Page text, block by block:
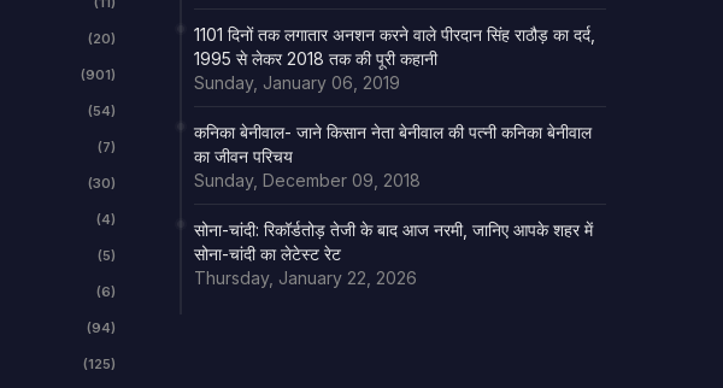
(20)
(901)
(54)
(7)
(30)
(4)
(5)
(6)
(94)
(125)
1101 दिनों तक लगातार अनशन करने वाले पीरदान सिंह राठौड़ का दर्द,
1995 से लेकर 2018 तक की पूरी कहानी
Sunday, January 06, 2019
कनिका बेनीवाल- जाने किसान नेता बेनीवाल की पत्नी कनिका बेनीवाल
का जीवन परिचय
Sunday, December 09, 2018
सोना-चांदी: रिकॉर्डतोड़ तेजी के बाद आज नरमी, जानिए आपके शहर में
सोना-चांदी का लेटेस्ट रेट
Thursday, January 22, 2026